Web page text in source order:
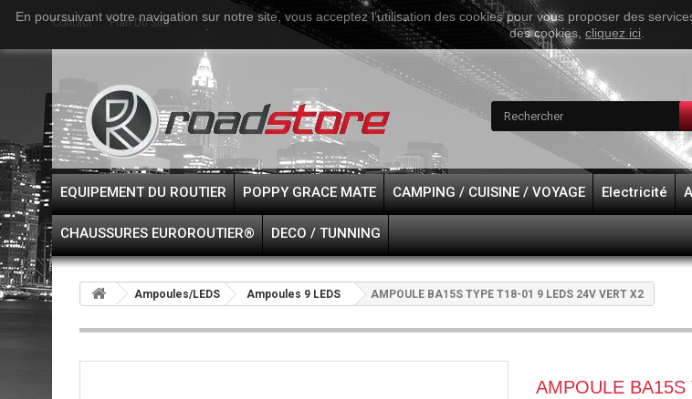
Contact Plan Du Site
EQUIPEMENT DU ROUTIER POPPY GRACE MATE CAMPING / CUISINE / VOYAGE Electricité
CHAUSSURES EUROROUTIER® DECO / TUNNING
Ampoules/LEDS Ampoules 9 LEDS AMPOULE BA15S TYPE T18-01 9 LEDS 24V VERT X2
AMPOULE BA15S TYPE T18-01 9 LEDS
En poursuivant votre navigation sur notre site, vous acceptez l’utilisation des cookies pour vous proposer des
des cookies, cliquez ici